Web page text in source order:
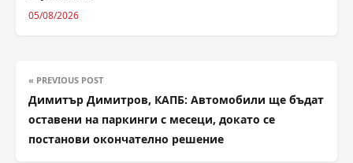
05/08/2026
« PREVIOUS POST
Димитър Димитров, КАПБ: Автомобили ще бъдат
оставени на паркинги с месеци, докато се
постанови окончателно решение